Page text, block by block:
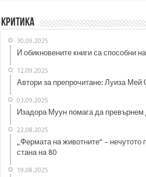
Критика
30.09.2025
И обикновените книги са способни
12.09.2025
Автори за препрочитане: Луиза Мей
03.09.2025
Изадора Муун помага да превърнем
22.08.2025
„Фермата на животните“ –
стана на 80
19.08.2025